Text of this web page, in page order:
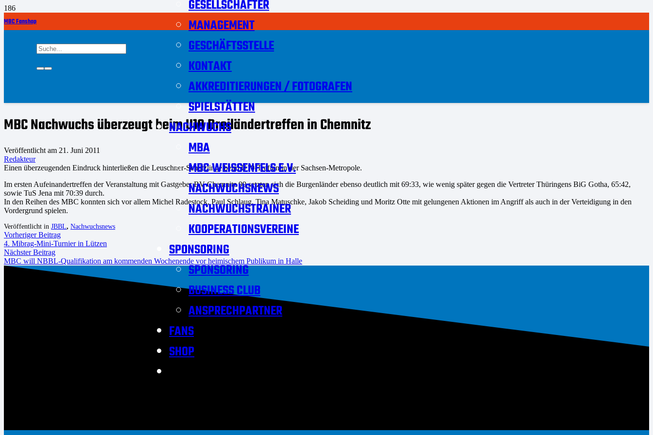
MBC Fanshop
GESELLSCHAFTER
MANAGEMENT
GESCHÄFTSSTELLE
KONTAKT
AKKREDITIERUNGEN / FOTOGRAFEN
SPIELSTÄTTEN
NACHWUCHS
MBA
MBC WEISSENFELS E.V.
NACHWUCHSNEWS
NACHWUCHSTRAINER
KOOPERATIONSVEREINE
SPONSORING
SPONSORING
BUSINESS CLUB
ANSPRECHPARTNER
FANS
SHOP
MBC Nachwuchs überzeugt beim U10 Dreiländertreffen in Chemnitz
Veröffentlicht am 21. Juni 2011
Redakteur
Einen überzeugenden Eindruck hinterließen die Leuschner-Schützlinge beim U10-Treffen in der Sachsen-Metropole.
Im ersten Aufeinandertreffen der Veranstaltung mit Gastgeber BV Chemnitz 99 setzten sich die Burgenländer ebenso deutlich mit 69:33, wie wenig später gegen die Vertreter Thüringens BiG Gotha, 65:42,
sowie TuS Jena mit 70:39 durch.
In den Reihen des MBC konnten sich vor allem Michel Radestock, Paul Schlaug, Tina Matuschke, Jakob Scheiding und Moritz Otte mit gelungenen Aktionen im Angriff als auch in der Verteidigung in den
Vordergrund spielen.
Veröffentlicht in JBBL, Nachwuchsnews
Vorheriger Beitrag
4. Mibrag-Mini-Turnier in Lützen
Nächster Beitrag
MBC will NBBL-Qualifikation am kommenden Wochenende vor heimischem Publikum in Halle